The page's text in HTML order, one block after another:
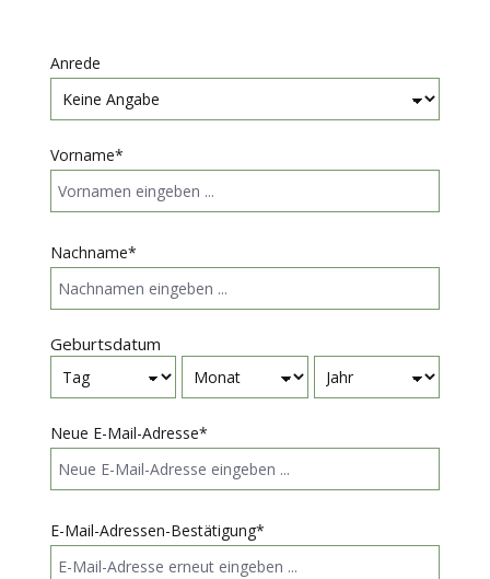
Persönliche Informationen
Anrede
Vorname*
Nachname*
Geburtsdatum
Neue E-Mail-Adresse*
E-Mail-Adressen-Bestätigung*